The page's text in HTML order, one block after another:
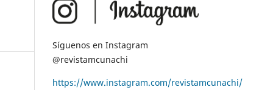
Síguenos en Instagram
@revistamcunachi
https://www.instagram.com/revistamcunachi/